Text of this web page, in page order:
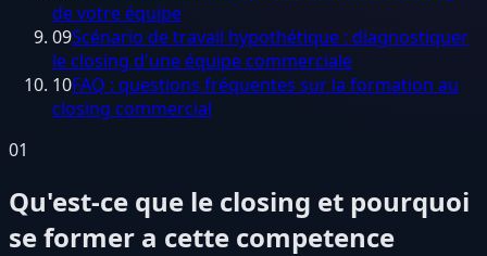
de votre équipe
09Scénario de travail hypothétique : diagnostiquer
le closing d'une équipe commerciale
10FAQ : questions fréquentes sur la formation au
closing commercial
01
Qu'est-ce que le closing et pourquoi
se former a cette competence